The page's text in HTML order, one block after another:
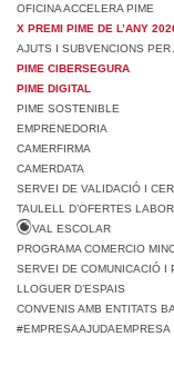
OFICINA ACCELERA PIME
X PREMI PIME DE L’ANY
AJUTS I SUBVENCIONS PER
PIME CIBERSEGURA
PIME DIGITAL
PIME SOSTENIBLE
EMPRENEDORIA
CAMERFIRMA
CAMERDATA
SERVEI DE VALIDACIÓ I
TAULELL D’OFERTES
VAL ESCOLAR
PROGRAMA COMERCIO
SERVEI DE COMUNICACIÓ I
LLOGUER D’ESPAIS
CONVENIS AMB ENTITATS
#EMPRESAAJUDAEMPRESA